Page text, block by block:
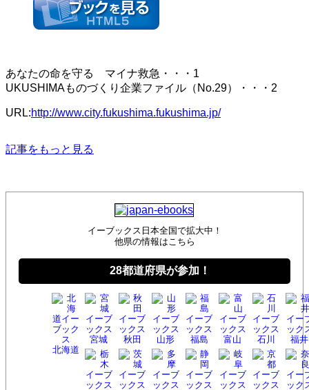
あなたの命を守る マイナ救急・・・1
UKUSHIMAものづくり企業ファイル（No.29）・・・2
URL:http://www.city.fukushima.fukushima.jp/
記事をもっと見る
イーブックス日本全国で拡大中！
他県の情報はこちら
28都道府県が参加！
北海道
宮城 秋田 山形 福島 富山 石川 福井